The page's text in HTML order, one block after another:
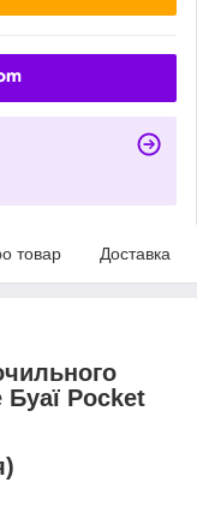
товар Доставка
Буаї Pocket